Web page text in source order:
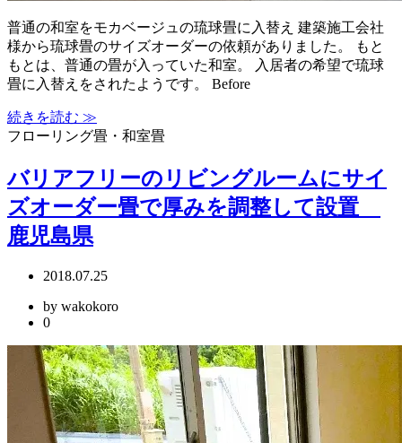
普通の和室をモカベージュの琉球畳に入替え 建築施工会社
様から琉球畳のサイズオーダーの依頼がありました。 もと
もとは、普通の畳が入っていた和室。 入居者の希望で琉球
畳に入替えをされたようです。 Before
続きを読む ≫
フローリング畳・和室畳
バリアフリーのリビングルームにサイ
ズオーダー畳で厚みを調整して設置
鹿児島県
2018.07.25
by wakokoro
0